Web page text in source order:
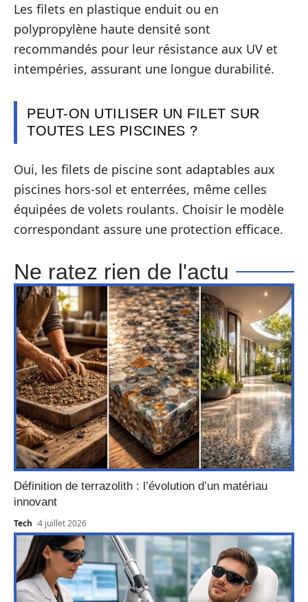
Les filets en plastique enduit ou en
polypropylène haute densité sont
recommandés pour leur résistance aux UV et
intempéries, assurant une longue durabilité.
PEUT-ON UTILISER UN FILET SUR
TOUTES LES PISCINES ?
Oui, les filets de piscine sont adaptables aux
piscines hors-sol et enterrées, même celles
équipées de volets roulants. Choisir le modèle
correspondant assure une protection efficace.
Ne ratez rien de l'actu
Définition de terrazolith : l’évolution d’un matériau
innovant
Tech 4 juillet 2026